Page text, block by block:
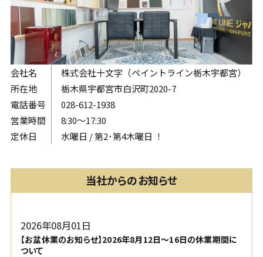
会社名
株式会社十文字（ペイントライン栃木宇都宮）
所在地
栃木県宇都宮市白沢町2020-7
電話番号
028-612-1938
営業時間
8:30〜17:30
定休日
水曜日 / 第2･第4木曜日 ！
当社からのお知らせ
2026年08月01日
【お盆休業のお知らせ】2026年8月12日〜16日の休業期間に
ついて